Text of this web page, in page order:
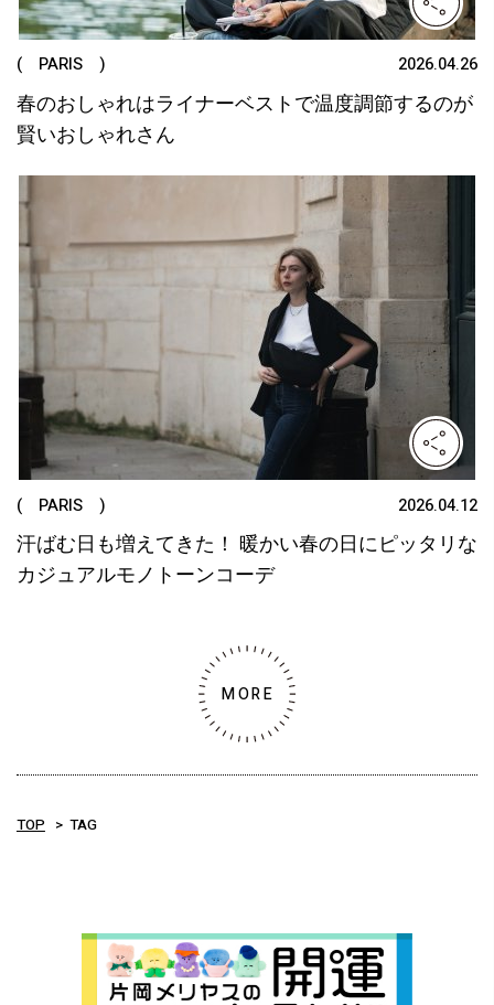
( PARIS ) 2026.04.26
春のおしゃれはライナーベストで温度調節するのが
賢いおしゃれさん
( PARIS ) 2026.04.12
汗ばむ日も増えてきた！ 暖かい春の日にピッタリな
カジュアルモノトーンコーデ
MORE
TOP TAG